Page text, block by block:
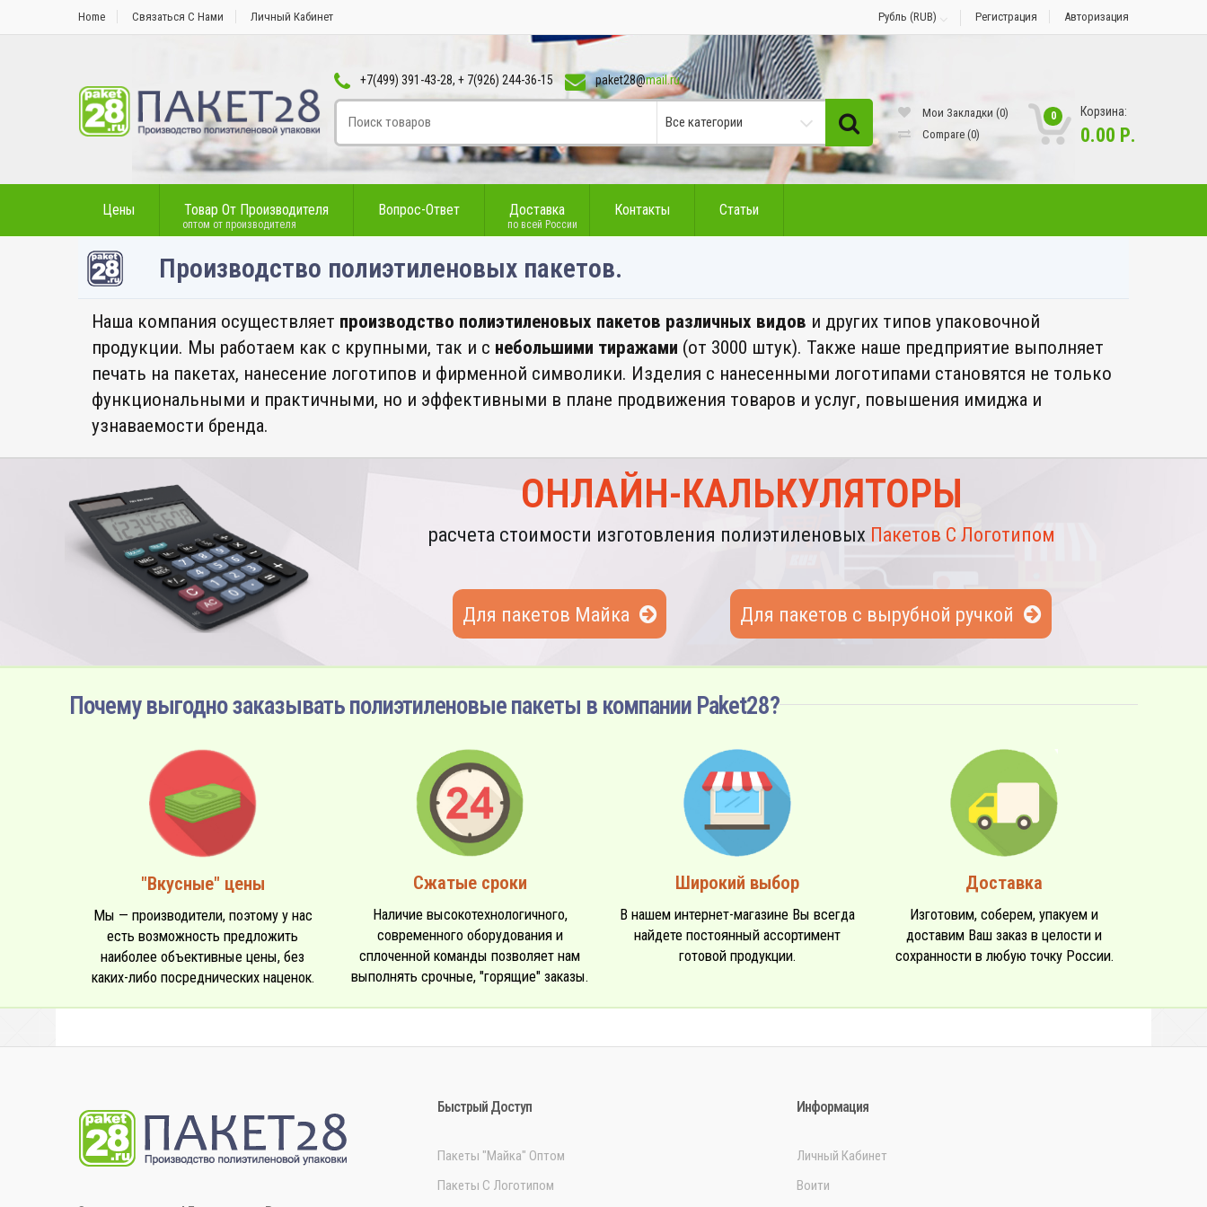
Home Связаться С Нами Личный Кабинет Рубль (RUB) Регистрация Авторизация
+7(499) 391-43-28, + 7(926) 244-36-15 paket28@mail.ru
Мои Закладки (0)
Compare (0)
0 Корзина:
0.00 Р.
Цены Товар От Производителя
оптом от производителя
Вопрос-Ответ Доставка
по всей России
Контакты Статьи
Производство полиэтиленовых пакетов.
Наша компания осуществляет производство полиэтиленовых пакетов различных видов и других типов упаковочной
продукции. Мы работаем как с крупными, так и с небольшими тиражами (от 3000 штук). Также наше предприятие выполняет
печать на пакетах, нанесение логотипов и фирменной символики. Изделия с нанесенными логотипами становятся не только
функциональными и практичными, но и эффективными в плане продвижения товаров и услуг, повышения имиджа и
узнаваемости бренда.
ОНЛАЙН-КАЛЬКУЛЯТОРЫ
расчета стоимости изготовления полиэтиленовых Пакетов С Логотипом
Для пакетов Майка Для пакетов с вырубной ручкой
Почему выгодно заказывать полиэтиленовые пакеты в компании Paket28?
"Вкусные" цены
Мы — производители, поэтому у нас
есть возможность предложить
наиболее объективные цены, без
каких-либо посреднических наценок.
Сжатые сроки
Наличие высокотехнологичного,
современного оборудования и
сплоченной команды позволяет нам
выполнять срочные, "горящие" заказы.
Широкий выбор
В нашем интернет-магазине Вы всегда
найдете постоянный ассортимент
готовой продукции.
Доставка
Изготовим, соберем, упакуем и
доставим Ваш заказ в целости и
сохранности в любую точку России.
Быстрый Доступ
Пакеты "Майка" Оптом
Пакеты С Логотипом
Информация
Личный Кабинет
Воити